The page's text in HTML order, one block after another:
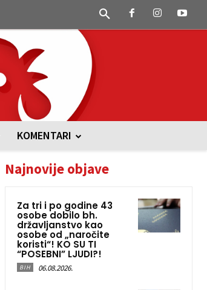
KOMENTARI
Najnovije objave
Za tri i po godine 43
osobe dobilo bh.
državljanstvo kao
osobe od „naročite
koristi“! KO SU TI
“POSEBNI” LJUDI?!
BIH 06.08.2026.